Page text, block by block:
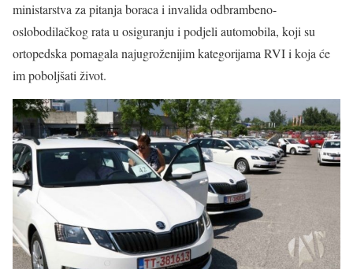
ministarstva za pitanja boraca i invalida odbrambeno-
oslobodilačkog rata u osiguranju i podjeli automobila, koji su
ortopedska pomagala najugroženijim kategorijama RVI i koja će
im poboljšati život.